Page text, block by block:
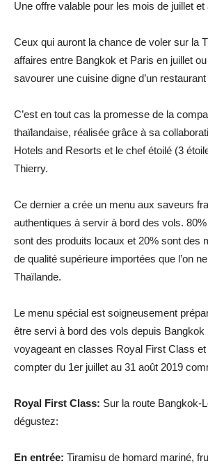
Une offre valable pour les mois de juillet et
Ceux qui auront la chance de voler sur la
affaires entre Bangkok et Paris en juillet
savourer une cuisine digne d’un
C’est en tout cas la promesse de la
thaïlandaise, réalisée grâce à sa
Hotels and Resorts et le chef étoilé (3
Thierry.
Ce dernier a crée un menu aux saveurs
authentiques à servir à bord des vols.
sont des produits locaux et 20% sont des
de qualité supérieure importées que l’on
Thaïlande.
Le menu spécial est soigneusement
être servi à bord des vols depuis
voyageant en classes Royal First Class
compter du 1er juillet au 31 août 2019
Royal First Class: Sur la route Bangkok-
dégustez:
En entrée: Tiramisu de homard mariné,